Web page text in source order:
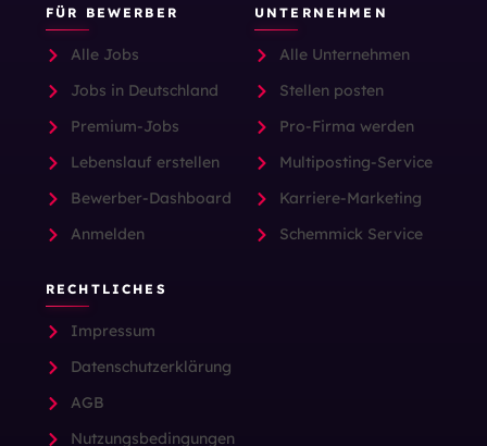
FÜR BEWERBER
Alle Jobs
Jobs in Deutschland
Premium-Jobs
Lebenslauf erstellen
Bewerber-Dashboard
Anmelden
UNTERNEHMEN
Alle Unternehmen
Stellen posten
Pro-Firma werden
Multiposting-Service
Karriere-Marketing
Schemmick Service
RECHTLICHES
Impressum
Datenschutzerklärung
AGB
Nutzungsbedingungen